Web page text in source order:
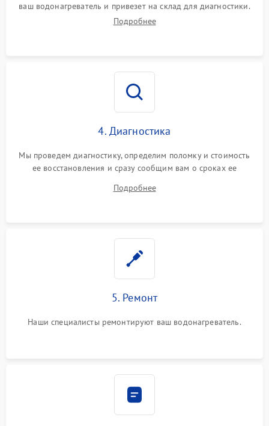
ваш водонагреватель и привезет на склад для диагностики.
Подробнее
4. Диагностика
Мы проведем диагностику, определим поломку и стоимость
ее восстановления и сразу сообщим вам о сроках ее
Подробнее
5. Ремонт
Наши специалисты ремонтируют ваш водонагреватель.